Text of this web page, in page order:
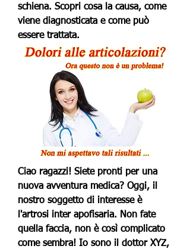
schiena. Scopri cosa la causa, come
viene diagnosticata e come può
essere trattata.
Ciao ragazzi! Siete pronti per una
nuova avventura medica? Oggi, il
nostro soggetto di interesse è
l'artrosi inter apofisaria. Non fate
quella faccia, non è così complicato
come sembra! Io sono il dottor XYZ,